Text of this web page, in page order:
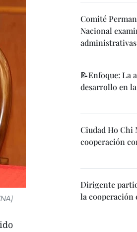
Comité
Nacional
administrativas
📝Enfoque: La
desarrollo en
Ciudad Ho Chi
cooperación
Dirigente
la cooperación